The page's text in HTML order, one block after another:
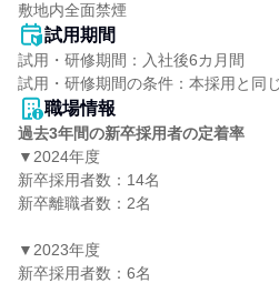
敷地内全面禁煙
試用期間
試用・研修期間：入社後6カ月間
職場情報
過去3年間の新卒採用者の定着率
▼2024年度
新卒採用者数：14名
新卒離職者数：2名
▼2023年度
新卒採用者数：6名